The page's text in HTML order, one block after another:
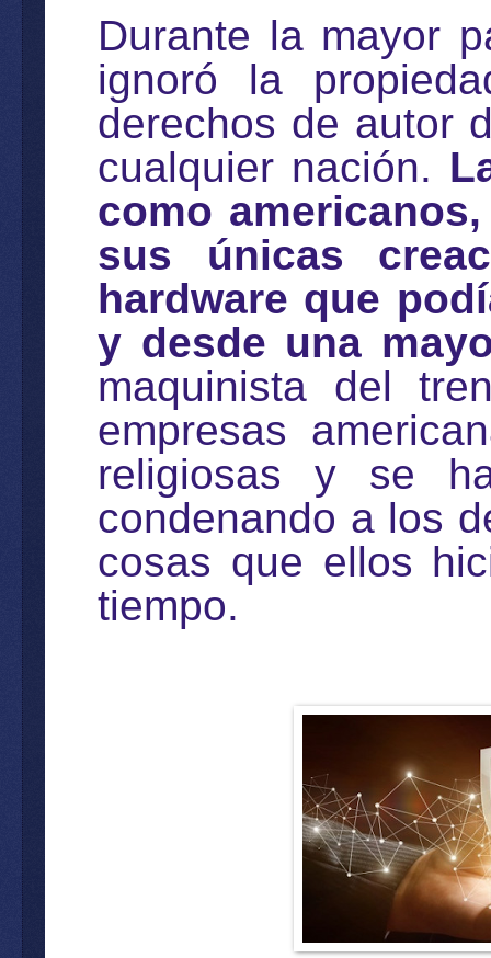
Durante la mayor
ignoró la
derechos de autor
cualquier nación.
como
sus únicas
hardware que
y desde una
maquinista del
empresas
religiosas y se
condenando a los
cosas que ellos
tiempo.